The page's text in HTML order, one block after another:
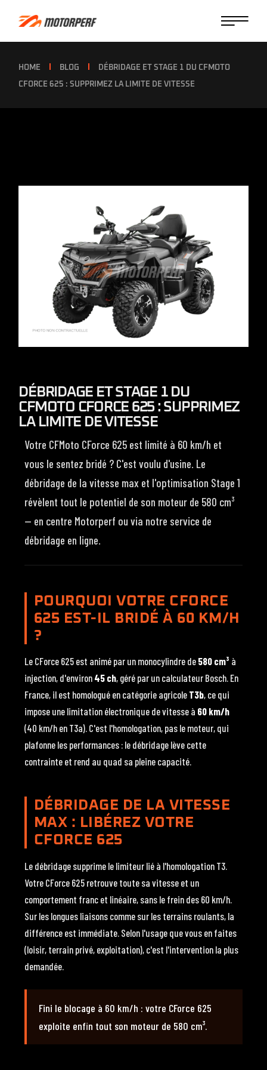
HOME BLOG DÉBRIDAGE ET STAGE 1 DU CFMOTO
CFORCE 625 : SUPPRIMEZ LA LIMITE DE VITESSE
DÉBRIDAGE ET STAGE 1 DU
CFMOTO CFORCE 625 : SUPPRIMEZ
LA LIMITE DE VITESSE
Votre CFMoto CForce 625 est limité à 60 km/h et
vous le sentez bridé ? C'est voulu d'usine. Le
débridage de la vitesse max et l'optimisation Stage 1
révèlent tout le potentiel de son moteur de 580 cm³
— en centre Motorperf ou via notre service de
débridage en ligne.
POURQUOI VOTRE CFORCE
625 EST-IL BRIDÉ À 60 KM/H
?
Le CForce 625 est animé par un monocylindre de 580 cm³ à
injection, d'environ 45 ch, géré par un calculateur Bosch. En
France, il est homologué en catégorie agricole T3b, ce qui
impose une limitation électronique de vitesse à 60 km/h
(40 km/h en T3a). C'est l'homologation, pas le moteur, qui
plafonne les performances : le débridage lève cette
contrainte et rend au quad sa pleine capacité.
DÉBRIDAGE DE LA VITESSE
MAX : LIBÉREZ VOTRE
CFORCE 625
Le débridage supprime le limiteur lié à l'homologation T3.
Votre CForce 625 retrouve toute sa vitesse et un
comportement franc et linéaire, sans le frein des 60 km/h.
Sur les longues liaisons comme sur les terrains roulants, la
différence est immédiate. Selon l'usage que vous en faites
(loisir, terrain privé, exploitation), c'est l'intervention la plus
demandée.
Fini le blocage à 60 km/h : votre CForce 625
exploite enfin tout son moteur de 580 cm³.